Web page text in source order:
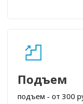
Подъем
подъем - от 300